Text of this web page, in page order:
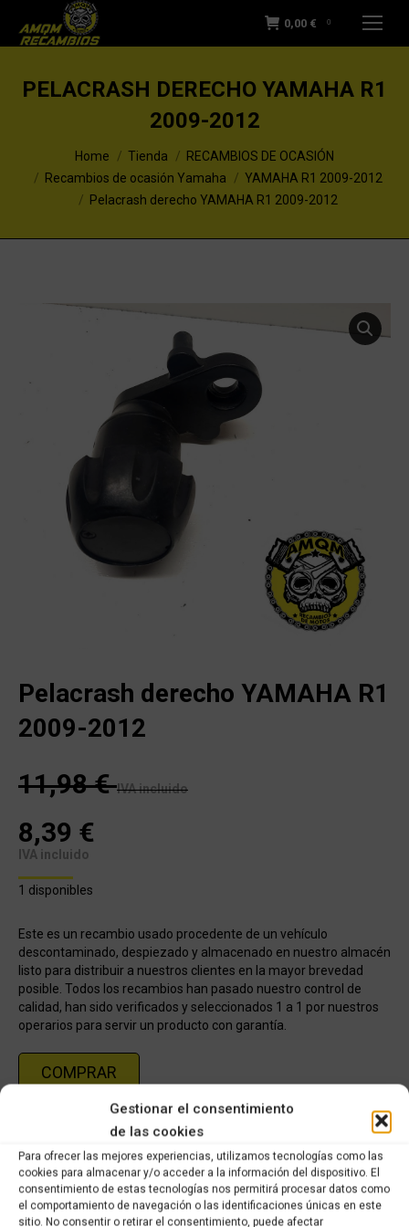
Gestionar el consentimiento
de las cookies
Para ofrecer las mejores experiencias, utilizamos tecnologías como las
cookies para almacenar y/o acceder a la información del dispositivo. El
consentimiento de estas tecnologías nos permitirá procesar datos como
el comportamiento de navegación o las identificaciones únicas en este
sitio. No consentir o retirar el consentimiento, puede afectar
0,00 € 0
PELACRASH DERECHO YAMAHA R1
2009-2012
You are here:Home Tienda
RECAMBIOS DE OCASIÓN
Recambios de ocasión Yamaha
YAMAHA R1 2009-2012
Pelacrash derecho YAMAHA R1 2009-2012
Pelacrash derecho YAMAHA R1
2009-2012
11,98€ IVA incluido
8,39 €
IVA incluido
1 disponibles
Este es un recambio usado procedente de un vehículo
descontaminado, despiezado y almacenado en nuestro almacén
listo para distribuir a nuestros clientes en la mayor brevedad
posible. Todos los recambios han pasado nuestro control de
calidad, han sido verificados y seleccionados 1 a 1 por nuestros
operarios para servir un producto con garantía.
COMPRAR
Recambios de ocasión Yamaha YAMAHA R1 2009-2012
Share this product